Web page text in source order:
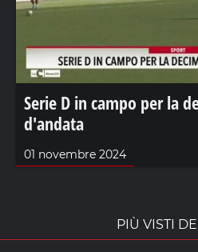
Serie D in campo per la
d'andata
01 novembre 2024
PIÙ VISTI